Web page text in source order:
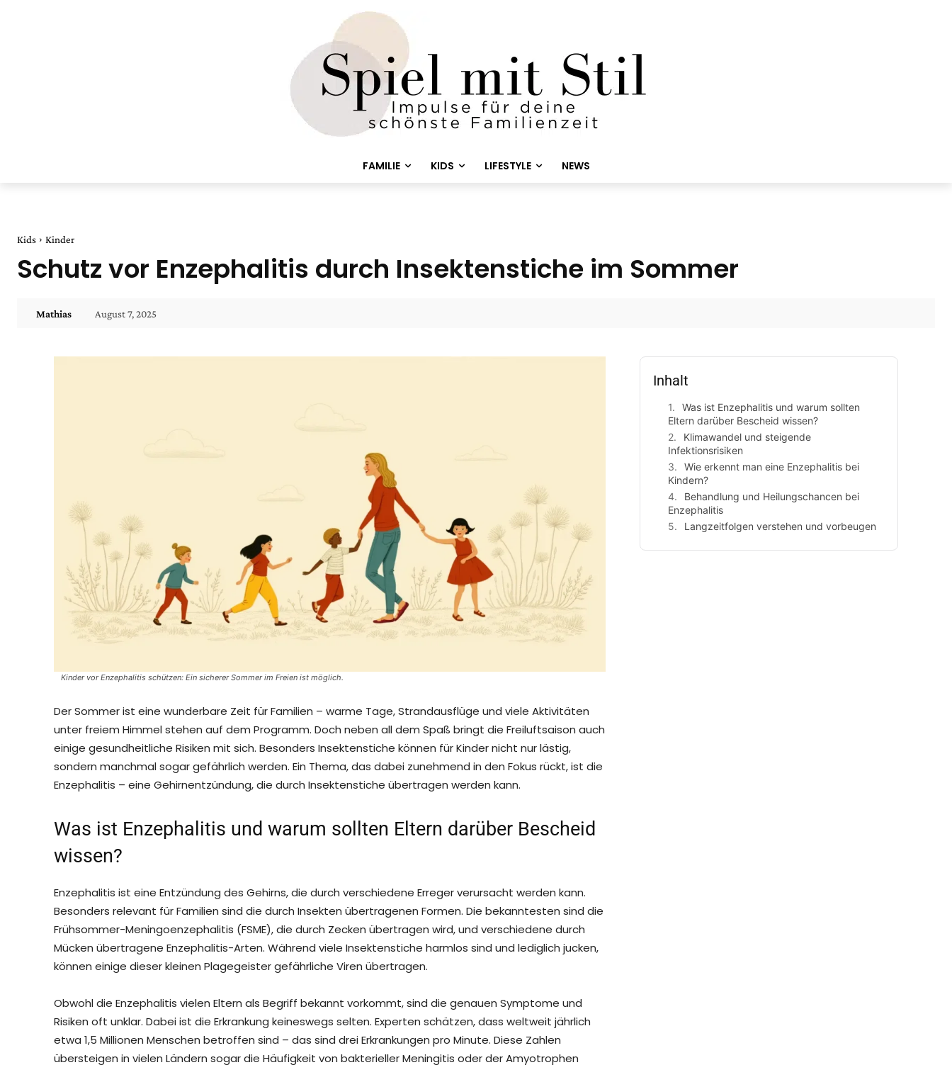
FAMILIE KIDS LIFESTYLE NEWS
Kids Kinder
Schutz vor Enzephalitis durch Insektenstiche im Sommer
Mathias August 7, 2025
Kinder vor Enzephalitis schützen: Ein sicherer Sommer im Freien ist möglich.
Der Sommer ist eine wunderbare Zeit für Familien – warme Tage, Strandausflüge und viele Aktivitäten
unter freiem Himmel stehen auf dem Programm. Doch neben all dem Spaß bringt die Freiluftsaison auch
einige gesundheitliche Risiken mit sich. Besonders Insektenstiche können für Kinder nicht nur lästig,
sondern manchmal sogar gefährlich werden. Ein Thema, das dabei zunehmend in den Fokus rückt, ist die
Enzephalitis – eine Gehirnentzündung, die durch Insektenstiche übertragen werden kann.
Was ist Enzephalitis und warum sollten Eltern darüber Bescheid
wissen?
Enzephalitis ist eine Entzündung des Gehirns, die durch verschiedene Erreger verursacht werden kann.
Besonders relevant für Familien sind die durch Insekten übertragenen Formen. Die bekanntesten sind die
Frühsommer-Meningoenzephalitis (FSME), die durch Zecken übertragen wird, und verschiedene durch
Mücken übertragene Enzephalitis-Arten. Während viele Insektenstiche harmlos sind und lediglich jucken,
können einige dieser kleinen Plagegeister gefährliche Viren übertragen.
Obwohl die Enzephalitis vielen Eltern als Begriff bekannt vorkommt, sind die genauen Symptome und
Risiken oft unklar. Dabei ist die Erkrankung keineswegs selten. Experten schätzen, dass weltweit jährlich
etwa 1,5 Millionen Menschen betroffen sind – das sind drei Erkrankungen pro Minute. Diese Zahlen
übersteigen in vielen Ländern sogar die Häufigkeit von bakterieller Meningitis oder der Amyotrophen
Inhalt
Was ist Enzephalitis und warum sollten
Eltern darüber Bescheid wissen?
Klimawandel und steigende
Infektionsrisiken
Wie erkennt man eine Enzephalitis bei
Kindern?
Behandlung und Heilungschancen bei
Enzephalitis
Langzeitfolgen verstehen und vorbeugen